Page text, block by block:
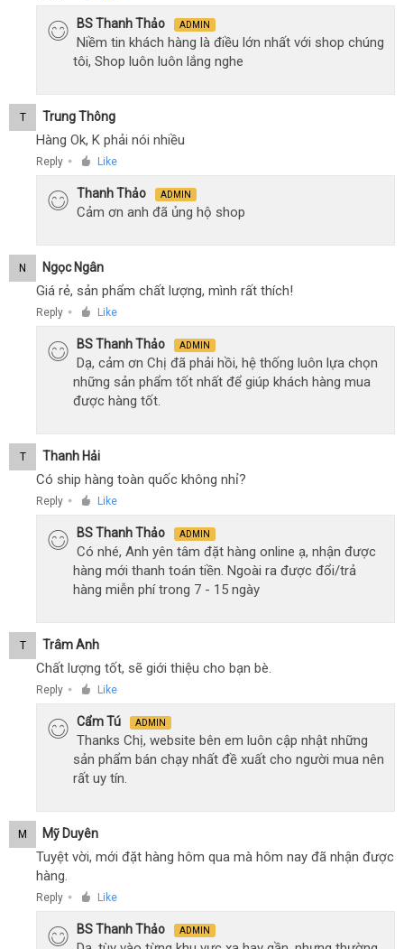
BS Thanh Thảo ADMIN
Niềm tin khách hàng là điều lớn nhất với shop chúng
tôi, Shop luôn luôn lắng nghe
T Trung Thông
Hàng Ok, K phải nói nhiều
Reply ● Like
Thanh Thảo ADMIN
Cảm ơn anh đã ủng hộ shop
N Ngọc Ngân
Giá rẻ, sản phẩm chất lượng, mình rất thích!
Reply ● Like
BS Thanh Thảo ADMIN
Dạ, cảm ơn Chị đã phải hồi, hệ thống luôn lựa chọn
những sản phẩm tốt nhất để giúp khách hàng mua
được hàng tốt.
T Thanh Hải
Có ship hàng toàn quốc không nhỉ?
Reply ● Like
BS Thanh Thảo ADMIN
Có nhé, Anh yên tâm đặt hàng online ạ, nhận được
hàng mới thanh toán tiền. Ngoài ra được đổi/trả
hàng miễn phí trong 7 - 15 ngày
T Trâm Anh
Chất lượng tốt, sẽ giới thiệu cho bạn bè.
Reply ● Like
Cẩm Tú ADMIN
Thanks Chị, website bên em luôn cập nhật những
sản phẩm bán chạy nhất đề xuất cho người mua nên
rất uy tín.
M Mỹ Duyên
Tuyệt vời, mới đặt hàng hôm qua mà hôm nay đã nhận được
hàng.
Reply ● Like
BS Thanh Thảo ADMIN